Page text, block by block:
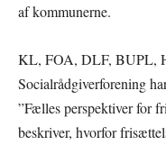
af kommunerne.
KL, FOA, DLF, BUPL,
Socialrådgiverforening
”Fælles perspektiver for
beskriver, hvorfor